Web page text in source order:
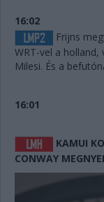
16:02
Frijns
WRT-vel a holland,
Milesi. És a
16:01
KAMUI
CONWAY